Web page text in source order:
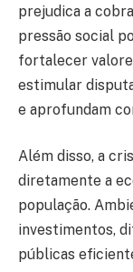
prejudica a
pressão social
fortalecer
estimular
e aprofundam
Além disso, a
diretamente a
população.
investimentos,
públicas